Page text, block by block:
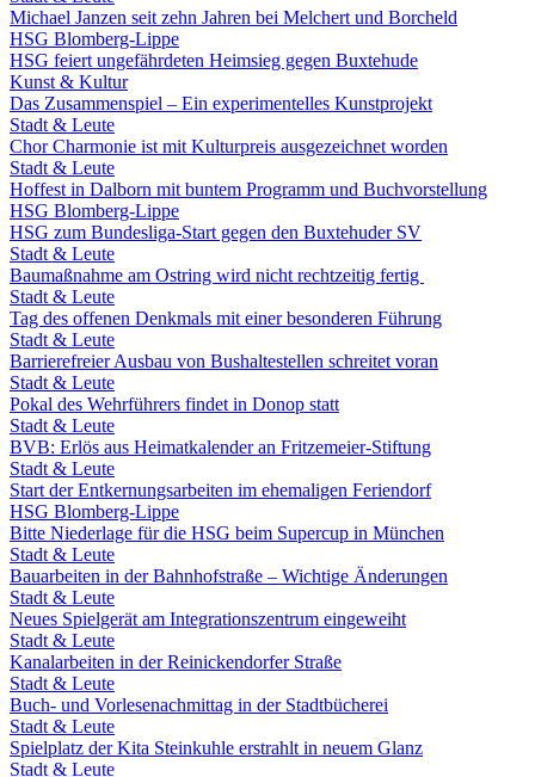
Michael Janzen seit zehn Jahren bei Melchert und Borcheld
HSG Blomberg-Lippe
HSG feiert ungefährdeten Heimsieg gegen Buxtehude
Kunst & Kultur
Das Zusammenspiel – Ein experimentelles Kunstprojekt
Stadt & Leute
Chor Charmonie ist mit Kulturpreis ausgezeichnet worden
Stadt & Leute
Hoffest in Dalborn mit buntem Programm und Buchvorstellung
HSG Blomberg-Lippe
HSG zum Bundesliga-Start gegen den Buxtehuder SV
Stadt & Leute
Baumaßnahme am Ostring wird nicht rechtzeitig fertig
Stadt & Leute
Tag des offenen Denkmals mit einer besonderen Führung
Stadt & Leute
Barrierefreier Ausbau von Bushaltestellen schreitet voran
Stadt & Leute
Pokal des Wehrführers findet in Donop statt
Stadt & Leute
BVB: Erlös aus Heimatkalender an Fritzemeier-Stiftung
Stadt & Leute
Start der Entkernungsarbeiten im ehemaligen Feriendorf
HSG Blomberg-Lippe
Bitte Niederlage für die HSG beim Supercup in München
Stadt & Leute
Bauarbeiten in der Bahnhofstraße – Wichtige Änderungen
Stadt & Leute
Neues Spielgerät am Integrationszentrum eingeweiht
Stadt & Leute
Kanalarbeiten in der Reinickendorfer Straße
Stadt & Leute
Buch- und Vorlesenachmittag in der Stadtbücherei
Stadt & Leute
Spielplatz der Kita Steinkuhle erstrahlt in neuem Glanz
Stadt & Leute